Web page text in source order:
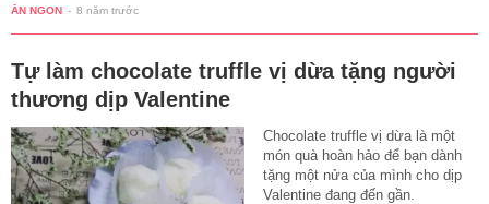
ĂN NGON - 8 năm trước
Tự làm chocolate truffle vị dừa tặng người
thương dịp Valentine
Chocolate truffle vị dừa là một
món quà hoàn hảo để bạn dành
tặng một nửa của mình cho dịp
Valentine đang đến gần.